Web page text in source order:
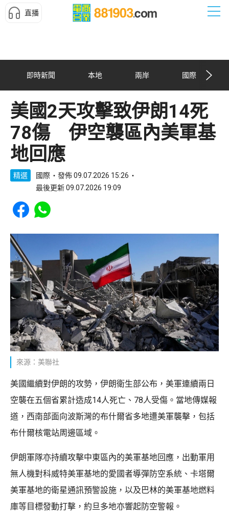
直播
即時新聞 本地 兩岸 國際
美國2天攻擊致伊朗14死
78傷 伊空襲區內美軍基
地回應
精選 國際
發佈 09.07.2026 15:26
最後更新 09.07.2026 19:09
Share to Facebook
Share to WhatsApp
來源：美聯社
美國繼續對伊朗的攻勢，伊朗衛生部公布，美軍連續兩日
空襲在五個省累計造成14人死亡、78人受傷。當地傳媒報
道，西南部面向波斯灣的布什爾省多地遭美軍襲擊，包括
布什爾核電站周邊區域。
伊朗軍隊亦持續攻擊中東區內的美軍基地回應，出動軍用
無人機對科威特美軍基地的愛國者導彈防空系統、卡塔爾
美軍基地的衛星通訊預警設施，以及巴林的美軍基地燃料
庫等目標發動打擊，約旦多地亦響起防空警報。